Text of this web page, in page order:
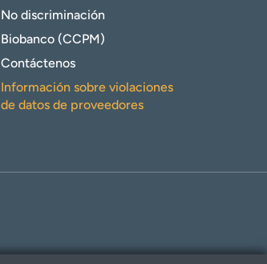
No discriminación
Biobanco (CCPM)
Contáctenos
Información sobre violaciones
de datos de proveedores